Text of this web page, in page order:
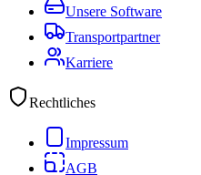
Unsere Software
Transportpartner
Karriere
Rechtliches
Impressum
AGB